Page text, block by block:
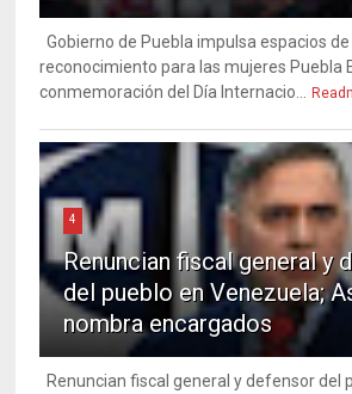
Gobierno de Puebla impulsa espacios
reconocimiento para las mujeres Puebla
conmemoración del Día Internacio...
4
Renuncian fiscal general y
del pueblo en Venezuela;
nombra encargados
Renuncian fiscal general y defensor del